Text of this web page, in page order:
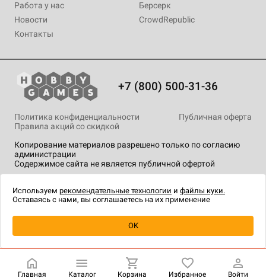
Уведомить о наличии
Работа у нас
Новости
Контакты
Берсерк
CrowdRepublic
+7 (800) 500-31-36
Копирование материалов разрешено только по согласию
администрации
Содержимое сайта не является публичной офертой
Политика конфиденциальности
Публичная оферта
Правила акций со скидкой
технологии.
Главная Каталог Корзина Избранное Войти
Используем рекомендательные технологии и файлы куки.
Оставаясь с нами, вы соглашаетесь на их применение
OK